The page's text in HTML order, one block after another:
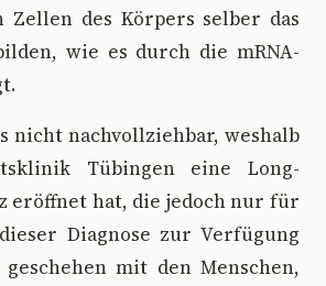
Zellen des Körpers selber das
wie es durch die mRNA-
nicht nachvollziehbar, weshalb
Tübingen eine Long-
eröffnet hat, die jedoch nur für
Diagnose zur Verfügung
mit den Menschen,